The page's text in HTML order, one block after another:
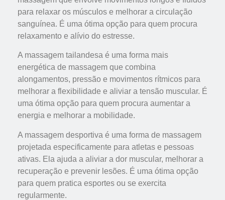
para relaxar os músculos e melhorar a circulação
sanguínea. É uma ótima opção para quem procura
relaxamento e alívio do estresse.
A massagem tailandesa é uma forma mais
energética de massagem que combina
alongamentos, pressão e movimentos rítmicos para
melhorar a flexibilidade e aliviar a tensão muscular. É
uma ótima opção para quem procura aumentar a
energia e melhorar a mobilidade.
A massagem desportiva é uma forma de massagem
projetada especificamente para atletas e pessoas
ativas. Ela ajuda a aliviar a dor muscular, melhorar a
recuperação e prevenir lesões. É uma ótima opção
para quem pratica esportes ou se exercita
regularmente.